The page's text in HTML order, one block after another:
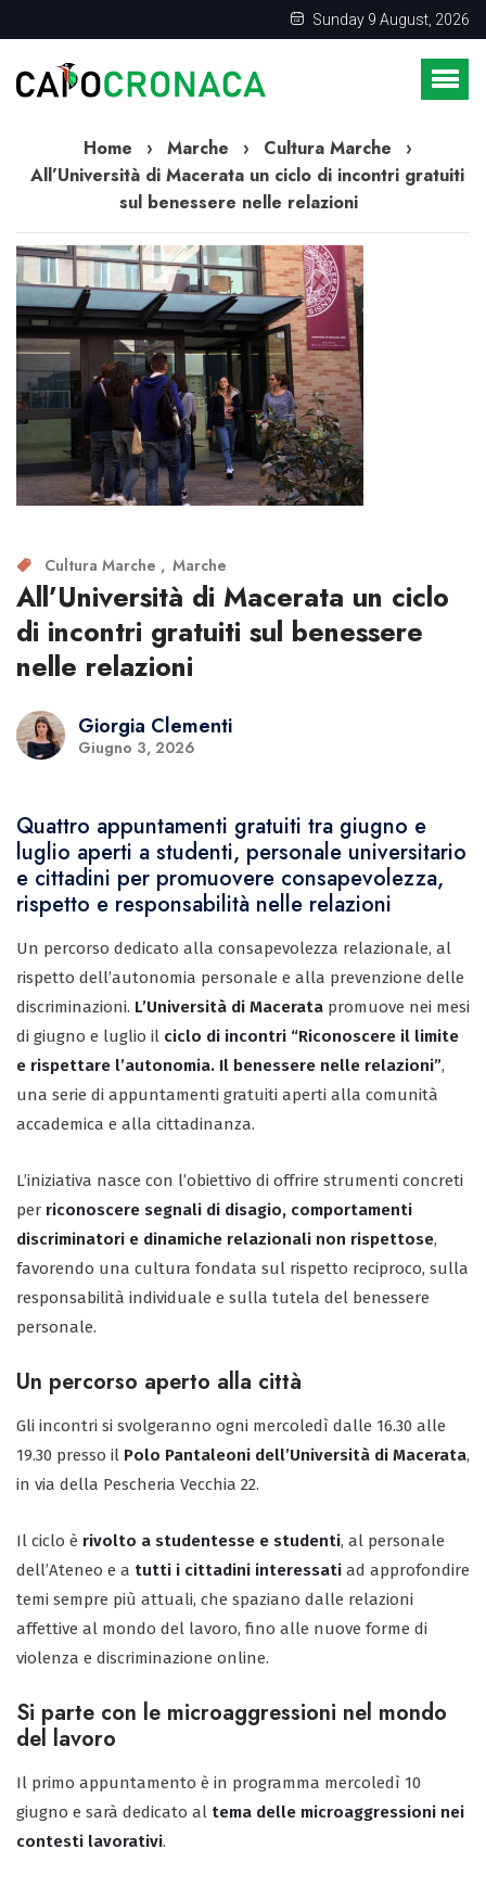
Sunday 9 August, 2026
Home › Marche › Cultura Marche
›
All’Università di Macerata un ciclo di incontri gratuiti
sul benessere nelle relazioni
Cultura Marche Marche
All’Università di Macerata un ciclo
di incontri gratuiti sul benessere
nelle relazioni
Giorgia Clementi
Giugno 3, 2026
Quattro appuntamenti gratuiti tra giugno e
luglio aperti a studenti, personale universitario
e cittadini per promuovere consapevolezza,
rispetto e responsabilità nelle relazioni
Un percorso dedicato alla consapevolezza relazionale, al
rispetto dell’autonomia personale e alla prevenzione delle
discriminazioni. L’Università di Macerata promuove nei mesi
di giugno e luglio il ciclo di incontri “Riconoscere il limite
e rispettare l’autonomia. Il benessere nelle relazioni”,
una serie di appuntamenti gratuiti aperti alla comunità
accademica e alla cittadinanza.
L’iniziativa nasce con l’obiettivo di offrire strumenti concreti
per riconoscere segnali di disagio, comportamenti
discriminatori e dinamiche relazionali non rispettose,
favorendo una cultura fondata sul rispetto reciproco, sulla
responsabilità individuale e sulla tutela del benessere
personale.
Un percorso aperto alla città
Gli incontri si svolgeranno ogni mercoledì dalle 16.30 alle
19.30 presso il Polo Pantaleoni dell’Università di Macerata,
in via della Pescheria Vecchia 22.
Il ciclo è rivolto a studentesse e studenti, al personale
dell’Ateneo e a tutti i cittadini interessati ad approfondire
temi sempre più attuali, che spaziano dalle relazioni
affettive al mondo del lavoro, fino alle nuove forme di
violenza e discriminazione online.
Si parte con le microaggressioni nel mondo
del lavoro
Il primo appuntamento è in programma mercoledì 10
giugno e sarà dedicato al tema delle microaggressioni nei
contesti lavorativi.